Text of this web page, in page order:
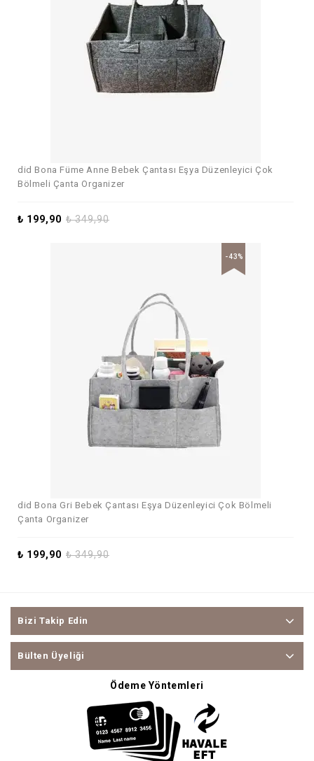
did Bona Füme Anne Bebek Çantası Eşya Düzenleyici Çok
Bölmeli Çanta Organizer
₺349,90
₺ 199,90
-43%
did Bona Gri Bebek Çantası Eşya Düzenleyici Çok Bölmeli
Çanta Organizer
₺349,90
₺ 199,90
Bizi Takip Edin
Bülten Üyeliği
Ödeme Yöntemleri